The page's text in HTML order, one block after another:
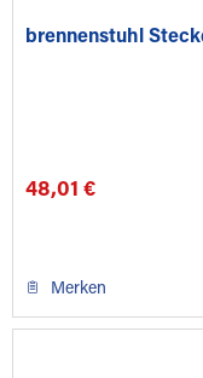
brennenstuhl
48,01 €
Merken